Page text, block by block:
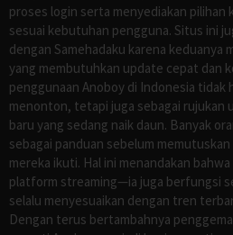
proses login serta menyediakan pilihan
sesuai kebutuhan pengguna. Situs ini
dengan Samehadaku karena keduanya
yang membutuhkan update cepat dan
penggunaan Anoboy di Indonesia tidak
menonton, tetapi juga sebagai rujukan
baru yang sedang naik daun. Banyak
sebagai panduan sebelum
mereka ikuti. Hal ini menandakan
platform streaming—ia juga berfungsi
selalu menyesuaikan dengan tren
Dengan terus bertambahnya